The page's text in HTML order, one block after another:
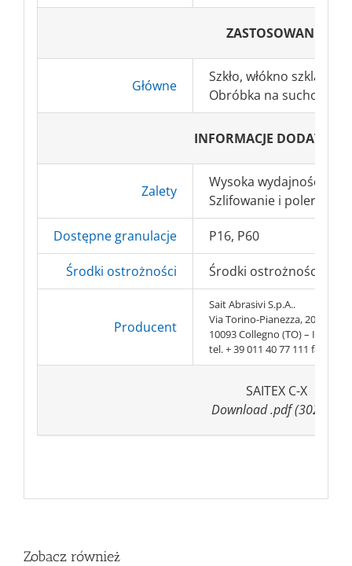
ZASTOSOWANIA
Główne
Szkło, włókno
Obróbka na sucho.
INFORMACJE
Zalety
Wysoka wydajność
Szlifowanie i
Dostępne granulacje P16, P60
Środki ostrożności Środki ostrożności BHP
Producent
Sait Abrasivi S.p.A..
Via Torino-Pianezza, 20
10093 Collegno (TO) – Italy
tel. + 39 011 40 77 111 fax. + 39
SAITEX C-X
Download .pdf (302 KB)
Zobacz również